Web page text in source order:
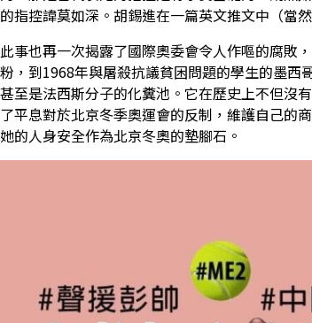
的指控諱莫如深。胡錫進在一篇英文推文中（當
此事也再一次揭露了國際奧委會令人作嘔的腐敗
粉，到1968年與屠殺抗議貧困問題的學生的墨西
甚至是法西斯分子的化糞池。它在歷史上不但沒
了平息對於北京冬季奧運會的反制，維護自己的
她的人身安全作為北京冬奧的墊腳石。